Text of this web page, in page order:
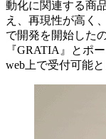
動化に関連する商
え、再現性が高く
で開発を開始した
『GRATIA』とポ
web上で受付可能と